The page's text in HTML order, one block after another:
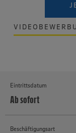
Eintrittsdatum
Ab sofort
Beschäftigungsart